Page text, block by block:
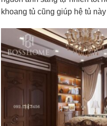
khoang tủ cũng giúp hệ tủ